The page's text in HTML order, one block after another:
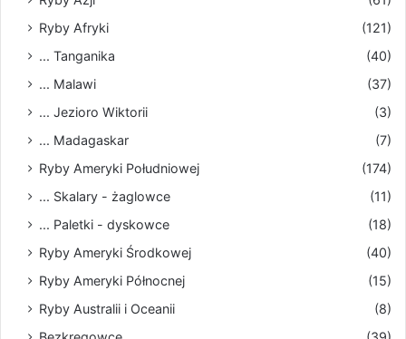
Ryby Afryki
(121)
... Tanganika
(40)
... Malawi
(37)
... Jezioro Wiktorii
(3)
... Madagaskar
(7)
Ryby Ameryki Południowej
(174)
... Skalary - żaglowce
(11)
... Paletki - dyskowce
(18)
Ryby Ameryki Środkowej
(40)
Ryby Ameryki Północnej
(15)
Ryby Australii i Oceanii
(8)